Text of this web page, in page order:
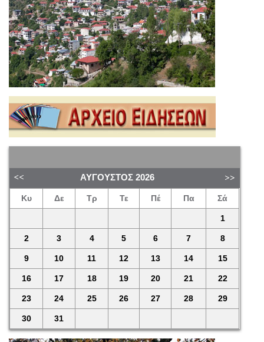
ΑΎΓΟΥΣΤΟΣ 2026
Κυ Δε Τρ Τε Πέ Πα Σά
1
2 3 4 5 6 7 8
9 10 11 12 13 14 15
16 17 18 19 20 21 22
23 24 25 26 27 28 29
30 31